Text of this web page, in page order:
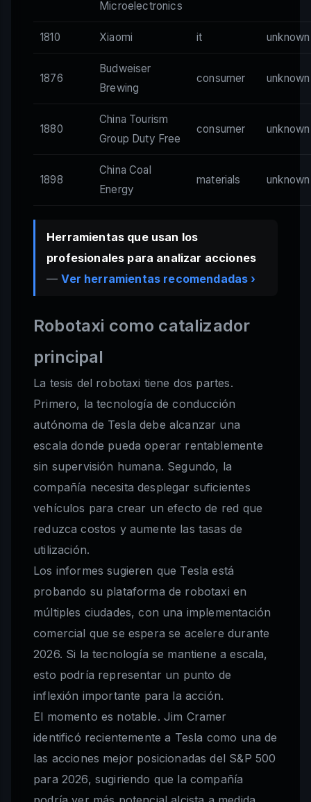
Microelectronics
1810 Xiaomi it unknown
1876
Budweiser
Brewing
consumer unknown
1880
China Tourism
Group Duty Free
consumer unknown
1898
China Coal
Energy
materials unknown
Herramientas que usan los
profesionales para analizar acciones
—Ver herramientas recomendadas ›
Robotaxi como catalizador
principal
La tesis del robotaxi tiene dos partes.
Primero, la tecnología de conducción
autónoma de Tesla debe alcanzar una
escala donde pueda operar rentablemente
sin supervisión humana. Segundo, la
compañía necesita desplegar suficientes
vehículos para crear un efecto de red que
reduzca costos y aumente las tasas de
utilización.
Los informes sugieren que Tesla está
probando su plataforma de robotaxi en
múltiples ciudades, con una implementación
comercial que se espera se acelere durante
2026. Si la tecnología se mantiene a escala,
esto podría representar un punto de
inflexión importante para la acción.
El momento es notable. Jim Cramer
identificó recientemente a Tesla como una de
las acciones mejor posicionadas del S&P 500
para 2026, sugiriendo que la compañía